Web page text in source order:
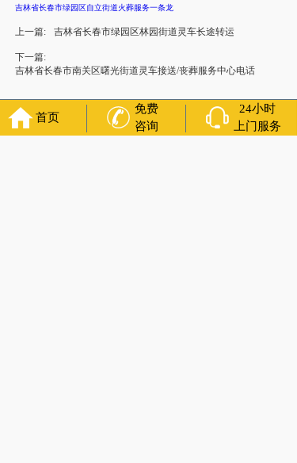
吉林省长春市绿园区自立街道火葬服务一条龙
上一篇: 吉林省长春市绿园区林园街道灵车长途转运
下一篇:
吉林省长春市南关区曙光街道灵车接送/丧葬服务中心电话
首页
免费
咨询
24小时
上门服务